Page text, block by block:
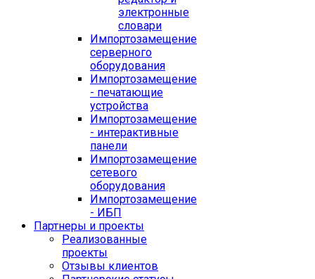
электронные
словари
Импортозамещение
серверного
оборудования
Импортозамещение
- печатающие
устройства
Импортозамещение
- интерактивные
панели
Импортозамещение
сетевого
оборудования
Импортозамещение
- ИБП
Партнеры и проекты
Реализованные
проекты
Отзывы клиентов